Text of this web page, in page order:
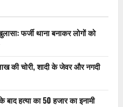
फर्जी थाना बनाकर लोगों को
की चोरी, शादी के जेवर और नगदी
हत्या का 50 हजार का इनामी